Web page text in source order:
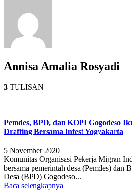
Annisa Amalia Rosyadi
3 TULISAN
Pemdes, BPD, dan KOPI Gogodeso
Drafting Bersama Infest Yogyakarta
5 November 2020
Komunitas Organisasi Pekerja Migran
bersama pemerintah desa (Pemdes) dan
Desa (BPD) Gogodeso...
Baca selengkapnya